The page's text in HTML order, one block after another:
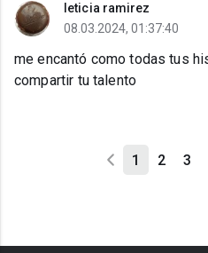
leticia ramirez
08.03.2024, 01:37:40
me encantó como todas tus
compartir tu talento
1 2 3